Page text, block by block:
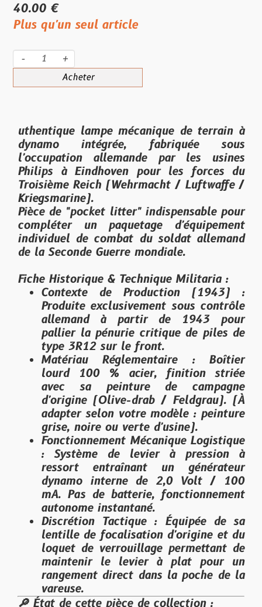
40.00 €
Plus qu'un seul article
- +
Acheter
uthentique lampe mécanique de terrain à
dynamo intégrée, fabriquée sous
l'occupation allemande par les usines
Philips à Eindhoven pour les forces du
Troisième Reich (Wehrmacht / Luftwaffe /
Kriegsmarine).
Pièce de "pocket litter" indispensable pour
compléter un paquetage d'équipement
individuel de combat du soldat allemand
de la Seconde Guerre mondiale.
Fiche Historique & Technique Militaria :
Contexte de Production (1943) :
Produite exclusivement sous contrôle
allemand à partir de 1943 pour
pallier la pénurie critique de piles de
type 3R12 sur le front.
Matériau Réglementaire: Boîtier
lourd 100 % acier, finition striée
avec sa peinture de campagne
d'origine (Olive-drab / Feldgrau). (À
adapter selon votre modèle : peinture
grise, noire ou verte d'usine).
Fonctionnement Mécanique Logistique
: Système de levier à pression à
ressort entraînant un générateur
dynamo interne de 2,0 Volt / 100
mA. Pas de batterie, fonctionnement
autonome instantané.
Discrétion Tactique: Équipée de sa
lentille de focalisation d'origine et du
loquet de verrouillage permettant de
maintenir le levier à plat pour un
rangement direct dans la poche de la
vareuse.
🔎 État de cette pièce de collection :